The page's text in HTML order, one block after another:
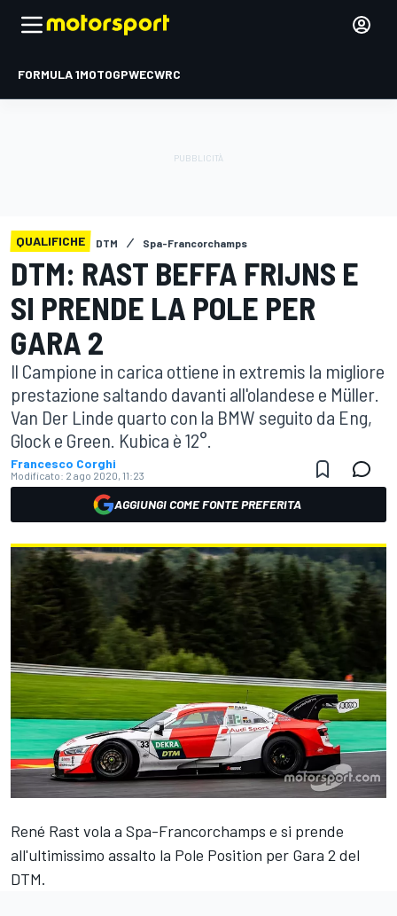
FORMULA 1MOTOGPWECWRC
QUALIFICHE DTM Spa-Francorchamps
DTM: RAST BEFFA FRIJNS E
SI PRENDE LA POLE PER
GARA 2
Il Campione in carica ottiene in extremis la migliore
prestazione saltando davanti all'olandese e Müller.
Van Der Linde quarto con la BMW seguito da Eng,
Glock e Green. Kubica è 12°.
Francesco Corghi
Modificato: 2 ago 2020, 11:23
AGGIUNGI COME FONTE PREFERITA
René Rast vola a Spa-Francorchamps e si prende
all'ultimissimo assalto la Pole Position per Gara 2 del
DTM.